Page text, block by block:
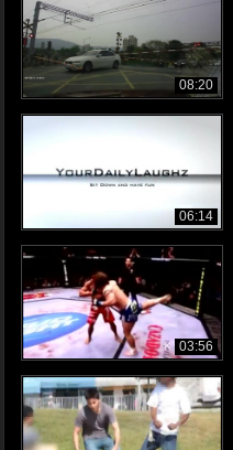
08:20
06:14
03:56